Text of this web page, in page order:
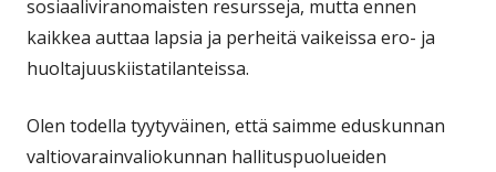
sosiaaliviranomaisten resursseja, mutta ennen
kaikkea auttaa lapsia ja perheitä vaikeissa ero- ja
huoltajuuskiistatilanteissa.
Olen todella tyytyväinen, että saimme eduskunnan
valtiovarainvaliokunnan hallituspuolueiden